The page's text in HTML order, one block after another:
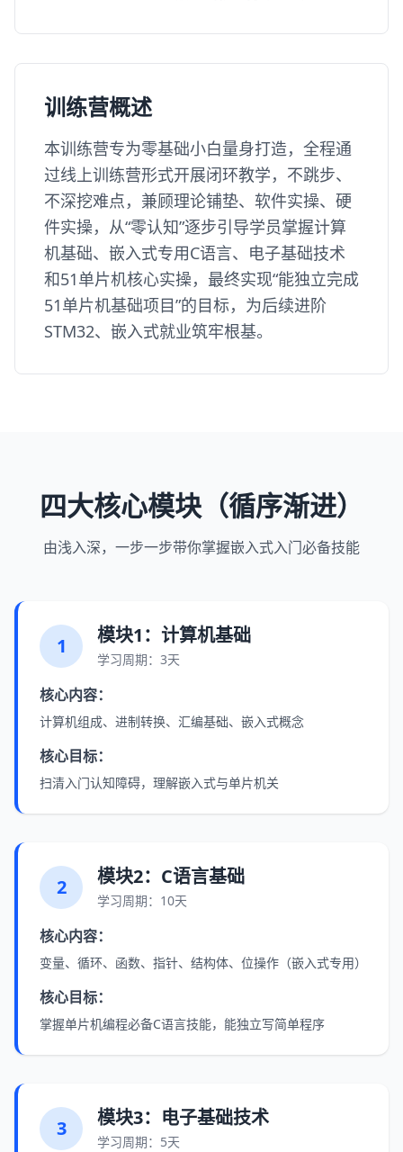
训练营概述
本训练营专为零基础小白量身打造，全程通
过线上训练营形式开展闭环教学，不跳步、
不深挖难点，兼顾理论铺垫、软件实操、硬
件实操，从“零认知”逐步引导学员掌握计算
机基础、嵌入式专用C语言、电子基础技术
和51单片机核心实操，最终实现“能独立完成
51单片机基础项目”的目标，为后续进阶
STM32、嵌入式就业筑牢根基。
四大核心模块（循序渐进）
由浅入深，一步一步带你掌握嵌入式入门必备技能
1 模块1：计算机基础
学习周期：3天
核心内容：
计算机组成、进制转换、汇编基础、嵌入式概念
核心目标：
扫清入门认知障碍，理解嵌入式与单片机关
2 模块2：C语言基础
学习周期：10天
核心内容：
变量、循环、函数、指针、结构体、位操作（嵌入式专用）
核心目标：
掌握单片机编程必备C语言技能，能独立写简单程序
3 模块3：电子基础技术
学习周期：5天